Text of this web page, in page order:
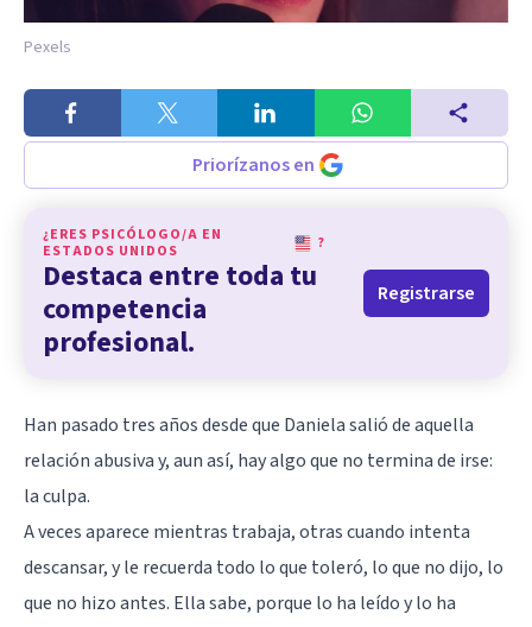
Pexels
Priorízanos en
¿ERES PSICÓLOGO/A EN
ESTADOS UNIDOS
?
Destaca entre toda tu
competencia
profesional.
Registrarse
Han pasado tres años desde que Daniela salió de aquella
relación abusiva y, aun así, hay algo que no termina de irse:
la culpa.
A veces aparece mientras trabaja, otras cuando intenta
descansar, y le recuerda todo lo que toleró, lo que no dijo, lo
que no hizo antes. Ella sabe, porque lo ha leído y lo ha